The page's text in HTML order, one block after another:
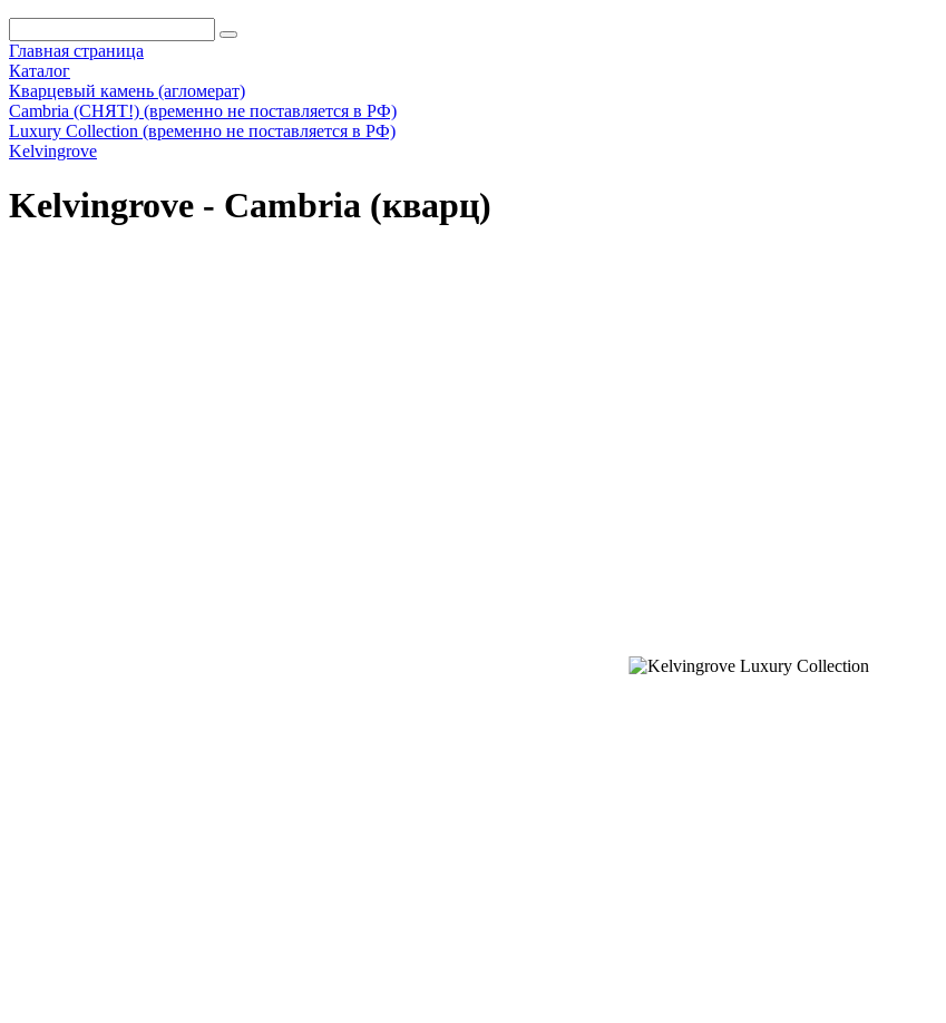
Главная страница
Каталог
Кварцевый камень (агломерат)
Cambria (СНЯТ!) (временно не поставляется в РФ)
Luxury Collection (временно не поставляется в РФ)
Kelvingrove
Kelvingrove - Cambria (кварц)